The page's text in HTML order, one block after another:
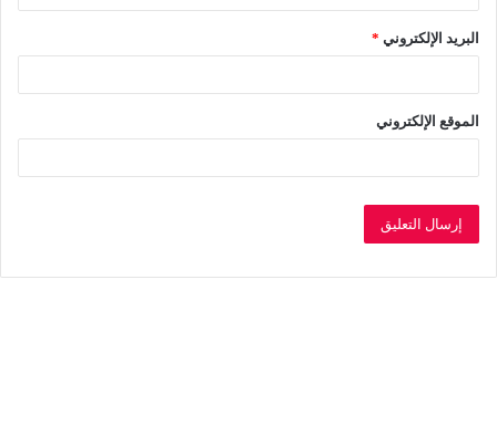
البريد الإلكتروني *
الموقع الإلكتروني